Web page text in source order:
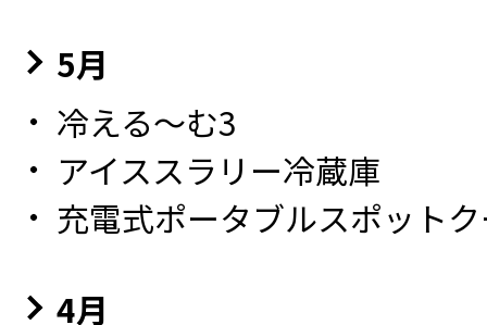
5月
冷える～む3
アイススラリー冷蔵庫
充電式ポータブルスポット
4月